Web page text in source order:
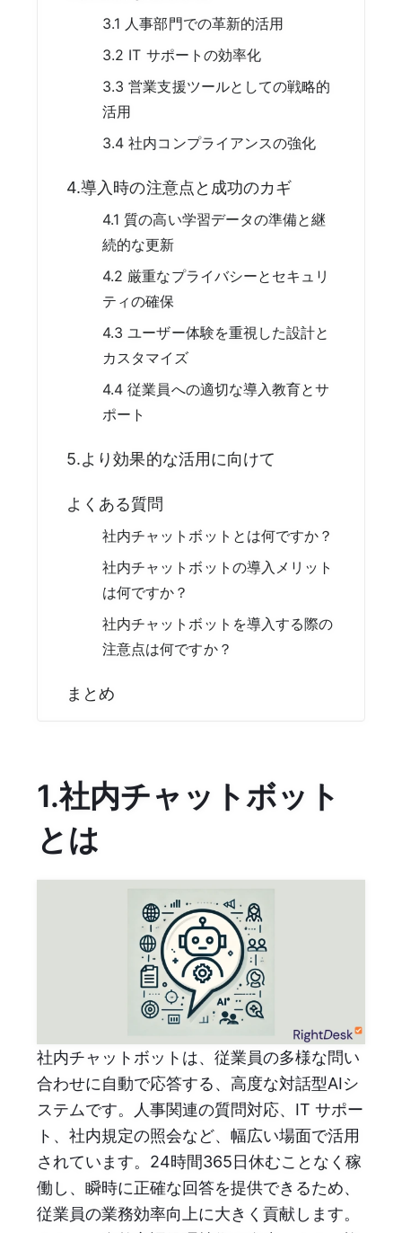
3.1 人事部門での革新的活用
3.2 IT サポートの効率化
3.3 営業支援ツールとしての戦略的
活用
3.4 社内コンプライアンスの強化
4.導入時の注意点と成功のカギ
4.1 質の高い学習データの準備と継
続的な更新
4.2 厳重なプライバシーとセキュリ
ティの確保
4.3 ユーザー体験を重視した設計と
カスタマイズ
4.4 従業員への適切な導入教育とサ
ポート
5.より効果的な活用に向けて
よくある質問
社内チャットボットとは何ですか？
社内チャットボットの導入メリット
は何ですか？
社内チャットボットを導入する際の
注意点は何ですか？
まとめ
1.社内チャットボット
とは
社内チャットボットは、従業員の多様な問い
合わせに自動で応答する、高度な対話型AIシ
ステムです。人事関連の質問対応、IT サポー
ト、社内規定の照会など、幅広い場面で活用
されています。24時間365日休むことなく稼
働し、瞬時に正確な回答を提供できるため、
従業員の業務効率向上に大きく貢献します。